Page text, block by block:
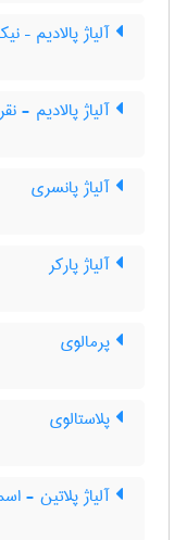
آلیاژ پالادیم –
آلیاژ پالادیم -
آلیاژ پانسری
آلیاژ پارکر
پرمالوی
پلاستالوی
آلیاژ پلاتین -